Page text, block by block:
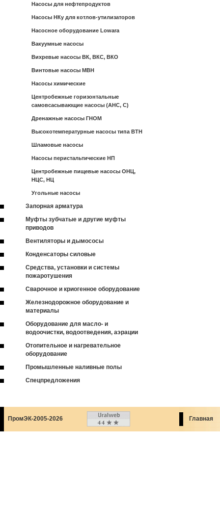
Насосы для нефтепродуктов
Насосы НКу для котлов-утилизаторов
Насосное оборудование Lowara
Вакуумные насосы
Вихревые насосы ВК, ВКС, ВКО
Винтовые насосы МВН
Насосы химические
Центробежные горизонтальные
самовсасывающие насосы (АНС, С)
Дренажные насосы ГНОМ
Высокотемпературные насосы типа ВТН
Шламовые насосы
Насосы перистальтические НП
Центробежные пищевые насосы ОНЦ,
НЦС, НЦ
Угольные насосы
Запорная арматура
Муфты зубчатые и другие муфты
приводов
Вентиляторы и дымососы
Конденсаторы силовые
Средства, установки и системы
пожаротушения
Сварочное и криогенное оборудование
Железнодорожное оборудование и
материалы
Оборудование для масло- и
водоочистки, водоотведения, аэрации
Отопительное и нагревательное
оборудование
Промышленные наливные полы
Спецпредложения
ПромЭК-2005-2026 Главная